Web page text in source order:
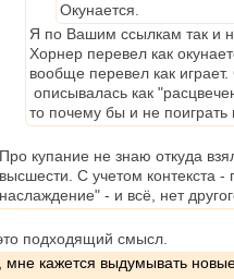
Окунается.
Я по Вашим ссылкам так и
Хорнер перевел как
вообще перевел как
описывалась как
то почему бы и не поиграть
Про купание не знаю откуда
высшести. С учетом контекста
наслаждение" - и всё, нет
подходящий смысл.
кажется выдумывать